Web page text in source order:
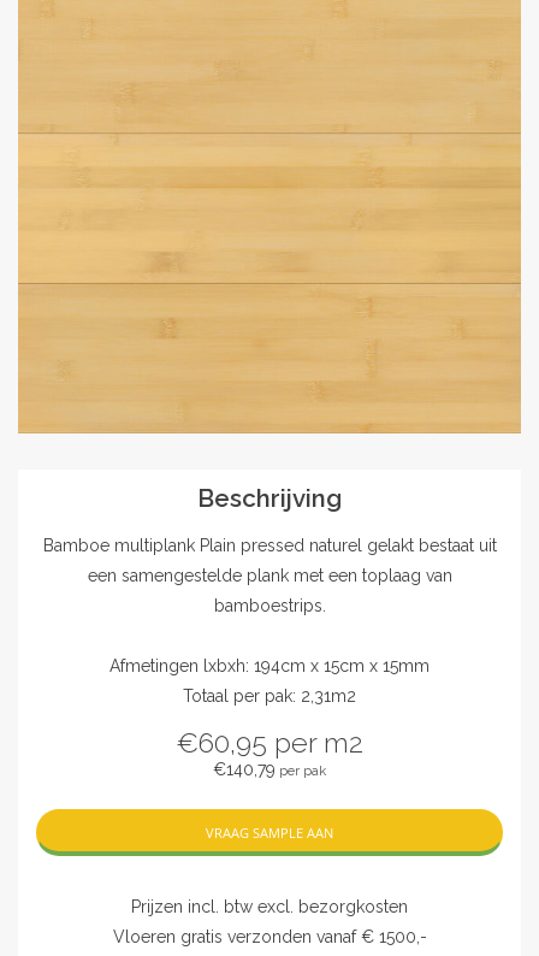
Outlet
Beschrijving
Bamboe multiplank Plain pressed naturel gelakt bestaat uit
een samengestelde plank met een toplaag van
bamboestrips.
Afmetingen lxbxh: 194cm x 15cm x 15mm
Totaal per pak: 2,31m2
€60,95 per m2
€140,79 per pak
VRAAG SAMPLE AAN
Prijzen incl. btw excl. bezorgkosten
Vloeren gratis verzonden vanaf € 1500,-